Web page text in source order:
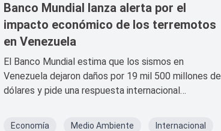
Banco Mundial lanza alerta por el
impacto económico de los terremotos
en Venezuela
El Banco Mundial estima que los sismos en
Venezuela dejaron daños por 19 mil 500 millones de
dólares y pide una respuesta internacional
Economía Medio Ambiente
Internacional